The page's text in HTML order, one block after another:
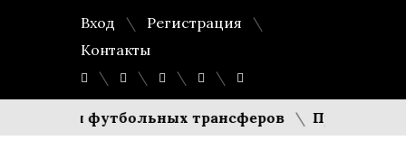
Вход
Регистрация
Контакты
футбольных трансферов Праздник в